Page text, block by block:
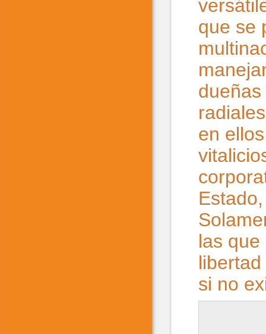
que se
en
las
si no